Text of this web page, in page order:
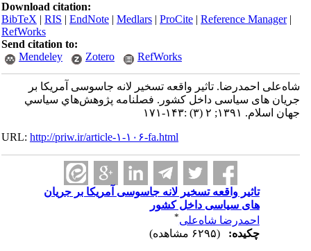
Download citation:
BibTeX|RIS|EndNote|Medlars|ProCite|Reference Manager
RefWorks
Send citation to:
Mendeley
Zotero RefWorks
شاه‌علی احمدرضا. تاثیر واقعه تسخیر لانه جاسوسی آمریکا بر
جریان های سیاسی داخل کشور. فصلنامه پژوهش‌هاي سياسي
جهان اسلام. ۱۳۹۱; ۲ (۳) :۱۴۳-۱۷۱
URL:http://priw.ir/article-۱-۱۰۶-fa.html
تاثیر واقعه تسخیر لانه جاسوسی آمریکا بر جریان
های سیاسی داخل کشور
احمدرضا شاه‌علی
چکیده: